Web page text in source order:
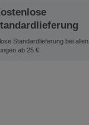
Standardlieferung bei allen
ab 25 €